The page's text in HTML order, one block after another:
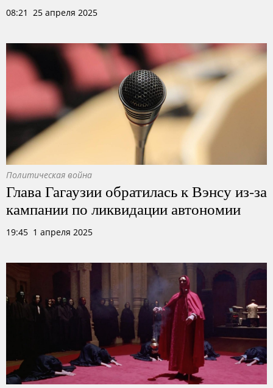
08:21 25 апреля 2025
Политическая война
Глава Гагаузии обратилась к Вэнсу из-за
кампании по ликвидации автономии
19:45 1 апреля 2025